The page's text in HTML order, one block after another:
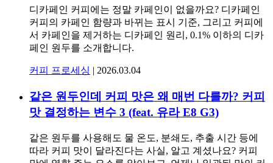
디카페인 커피에는 정말 카페인이 없을까요? 디카페인
커피의 카페인 함량과 바뀌는 표시 기준, 그리고 커피에
서 카페인을 제거하는 디카페인 원리, 0.1% 이하의 디카
페인 원두를 소개합니다.
커피 프로세싱 | 2026.03.04
같은 원두인데 커피 맛은 왜 매번 다를까? 커피
맛 결정하는 변수 3 (feat. 유라 E8 G3)
같은 원두를 사용해도 물 온도, 분쇄도, 추출 시간 등에
따라 커피 맛이 달라진다는 사실, 알고 계셨나요? 커피